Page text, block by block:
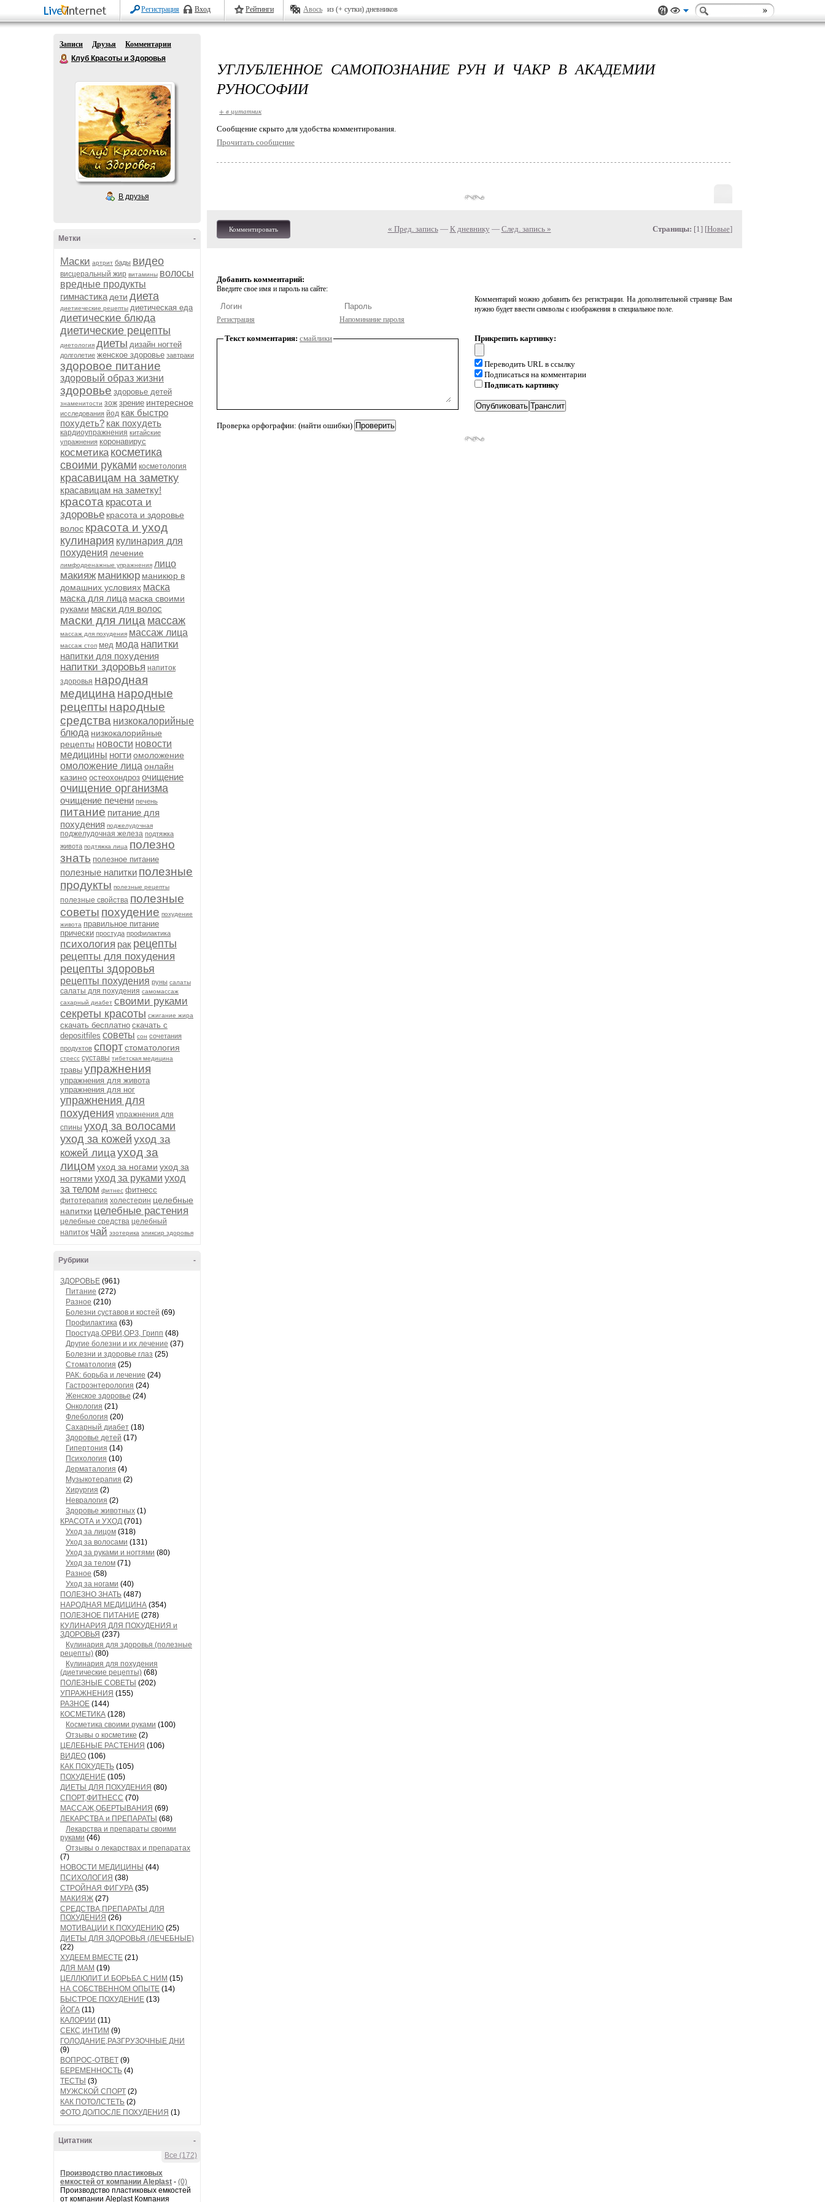
Регистрация Вход Рейтинги Авось из (+ сутки) дневников
Записи Друзья
Комментарии
Клуб Красоты и Здоровья
В друзья
-
Метки
Маски артрит бады видео
висцеральный жир витамины волосы
вредные продукты
гимнастика дети диета
диетиеческие рецепты диетическая еда
диетические блюда
диетические рецепты
диетология диеты дизайн ногтей
долголетие женское здоровье завтраки
здоровое питание
здоровый образ жизни
здоровье здоровье детей
знаменитости зож зрение интересное
исследования йод как быстро
похудеть? как похудеть
кардиоупражнения китайские
упражнения коронавирус
косметика косметика
своими руками косметология
красавицам на заметку
красавицам на заметку!
красота красота и
здоровье красота и здоровье
волос красота и уход
кулинария кулинария для
похудения лечение
лимфодренажные упражнения лицо
макияж маникюр маникюр в
домашних условиях маска
маска для лица маска своими
руками маски для волос
маски для лица массаж
массаж для похудения массаж лица
массаж стоп мед мода напитки
напитки для похудения
напитки здоровья напиток
здоровья народная
медицина народные
рецепты народные
средства низкокалорийные
блюда низкокалорийные
рецепты новости новости
медицины ногтиомоложение
омоложение лица онлайн
казино остеохондроз очищение
очищение организма
очищение печени печень
питание питание для
похудения поджелудочная
поджелудочная железа подтяжка
живота подтяжка лица полезно
знать полезное питание
полезные напитки полезные
продукты полезные рецепты
полезные свойства полезные
советы похудение похудение
живота правильное питание
прически простуда профилактика
психология рак рецепты
рецепты для похудения
рецепты здоровья
рецепты похудения руны салаты
салаты для похудения самомассаж
сахарный диабет своими руками
секреты красоты сжигание жира
скачать бесплатно скачать с
depositfiles советы сон сочетания
продуктов спортстоматология
стресс суставы тибетская медицина
травы упражнения
упражнения для живота
упражнения для ног
упражнения для
похудения упражнения для
спины уход за волосами
уход за кожей уход за
кожей лицауход за
лицом уход за ногами уход за
ногтями уход за руками уход
за телом фитнес фитнесс
фитотерапия холестерин целебные
напитки целебные растения
целебные средства целебный
напиток чай эзотерика эликсир здоровья
-
Рубрики
ЗДОРОВЬЕ (961)
Питание (272)
Разное (210)
Болезни суставов и костей (69)
Профилактика (63)
Простуда,ОРВИ,ОРЗ, Грипп (48)
Другие болезни и их лечение (37)
Болезни и здоровье глаз (25)
Стоматология (25)
РАК: борьба и лечение (24)
Гастроэнтерология (24)
Женское здоровье (24)
Онкология (21)
Флебология (20)
Сахарный диабет (18)
Здоровье детей (17)
Гипертония (14)
Психология (10)
Дерматалогия (4)
Музыкотерапия (2)
Хирургия (2)
Невралогия (2)
Здоровье животных (1)
КРАСОТА и УХОД (701)
Уход за лицом (318)
Уход за волосами (131)
Уход за руками и ногтями (80)
Уход за телом (71)
Разное (58)
Уход за ногами (40)
ПОЛЕЗНО ЗНАТЬ (487)
НАРОДНАЯ МЕДИЦИНА (354)
ПОЛЕЗНОЕ ПИТАНИЕ (278)
КУЛИНАРИЯ ДЛЯ ПОХУДЕНИЯ и
ЗДОРОВЬЯ (237)
Кулинария для здоровья (полезные
рецепты) (80)
Кулинария для похудения
(диетические рецепты) (68)
ПОЛЕЗНЫЕ СОВЕТЫ (202)
УПРАЖНЕНИЯ (155)
РАЗНОЕ (144)
КОСМЕТИКА (128)
Косметика своими руками (100)
Отзывы о косметике (2)
ЦЕЛЕБНЫЕ РАСТЕНИЯ (106)
ВИДЕО (106)
КАК ПОХУДЕТЬ (105)
ПОХУДЕНИЕ (105)
ДИЕТЫ ДЛЯ ПОХУДЕНИЯ (80)
СПОРТ,ФИТНЕСС (70)
МАССАЖ,ОБЕРТЫВАНИЯ (69)
ЛЕКАРСТВА и ПРЕПАРАТЫ (68)
Лекарства и препараты своими
руками (46)
Отзывы о лекарствах и препаратах
(7)
НОВОСТИ МЕДИЦИНЫ (44)
ПСИХОЛОГИЯ (38)
СТРОЙНАЯ ФИГУРА (35)
МАКИЯЖ (27)
СРЕДСТВА,ПРЕПАРАТЫ ДЛЯ
ПОХУДЕНИЯ (26)
МОТИВАЦИИ К ПОХУДЕНИЮ (25)
ДИЕТЫ ДЛЯ ЗДОРОВЬЯ (ЛЕЧЕБНЫЕ)
(22)
ХУДЕЕМ ВМЕСТЕ (21)
ДЛЯ МАМ (19)
ЦЕЛЛЮЛИТ И БОРЬБА С НИМ (15)
НА СОБСТВЕННОМ ОПЫТЕ (14)
БЫСТРОЕ ПОХУДЕНИЕ (13)
ЙОГА (11)
КАЛОРИИ (11)
СЕКС,ИНТИМ (9)
ГОЛОДАНИЕ,РАЗГРУЗОЧНЫЕ ДНИ
(9)
ВОПРОС-ОТВЕТ (9)
БЕРЕМЕННОСТЬ (4)
ТЕСТЫ (3)
МУЖСКОЙ СПОРТ (2)
КАК ПОТОЛСТЕТЬ (2)
ФОТО ДО/ПОСЛЕ ПОХУДЕНИЯ (1)
-
Цитатник
Все (172)
Производство пластиковых
емкостей от компании Aleplast - (0)
Производство пластиковых емкостей
от компании Aleplast Компания
УГЛУБЛЕННОЕ САМОПОЗНАНИЕ РУН И ЧАКР В АКАДЕМИИ
РУНОСОФИИ
+ в цитатник
Cообщение скрыто для удобства комментирования.
Прочитать сообщение
Комментировать « Пред. запись— К дневнику — След. запись » Страницы: [1] [Новые]
Добавить комментарий:
Введите свое имя и пароль на сайте:
Регистрация Напоминание пароля
Комментарий можно добавить без регистрации. На дополнительной странице Вам
нужно будет ввести символы с изображения в специальное поле.
Текст комментария: смайлики
Проверка орфографии: (найти ошибки)
Прикрепить картинку:
Переводить URL в ссылку
Подписаться на комментарии
Подписать картинку